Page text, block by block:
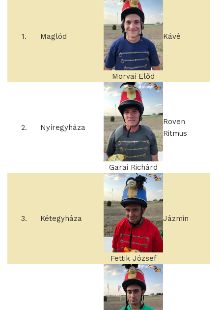
1. Maglód
Morvai Előd
Kávé
2. Nyíregyháza
Garai Richárd
Roven
Ritmus
3. Kétegyháza
Fettik József
Jázmin